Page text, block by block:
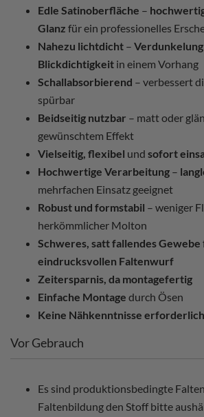
Edle Satinoberfläche –
Glanz für ein professionelles
Nahezu lichtdicht –
Blickdichtigkeit in einem Vorhang
Schallabsorbierend – verbessert
spürbar
Beidseitig nutzbar – matt oder
gewünschtem Effekt
Vielseitig, flexibel und sofort
Hochwertige Verarbeitung –
mehrfachen Einsatz geeignet
Robust und formstabil – weniger
herkömmlicher Molton
Schweres, satt fallendes Gewebe
eindrucksvollen Faltenwurf
Zeitersparnis, da montagefertig
Einfache Montage durch Ösen
Keine Nähkenntnisse erforderlich
Vor Gebrauch
Es sind produktionsbedingte
Faltenbildung den Stoff bitte